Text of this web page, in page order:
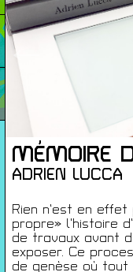
←
MÉMOIRE
ADRIEN LUCCA
Rien n’est en
propre» l’histoire
de travaux avant
exposer. Ce
de genèse où tout
Cartes De
Saisons
À propos
Infos pratiques
Carte de membres
S'inscrire à la
Mentions légales